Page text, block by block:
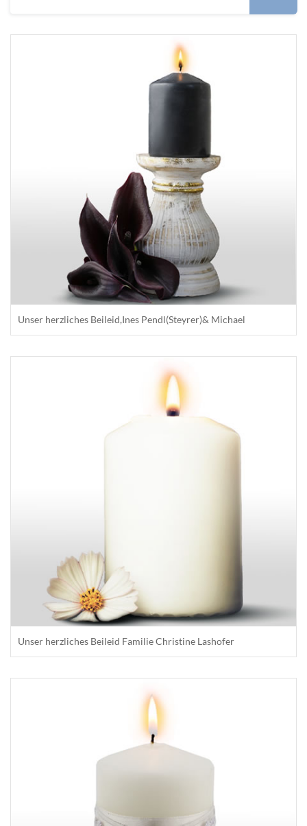
Unser herzliches Beileid,Ines Pendl(Steyrer)& Michael
Unser herzliches Beileid Familie Christine Lashofer